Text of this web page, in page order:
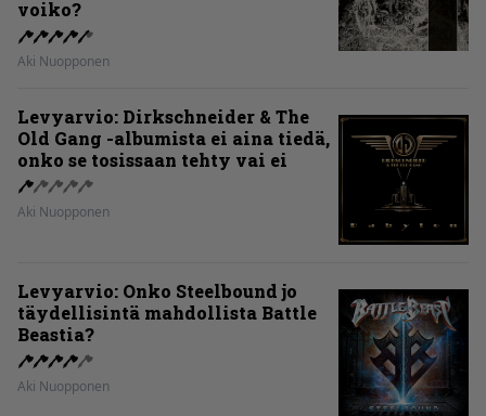
voiko?
Aki Nuopponen
Levyarvio: Dirkschneider & The
Old Gang -albumista ei aina tiedä,
onko se tosissaan tehty vai ei
Aki Nuopponen
Levyarvio: Onko Steelbound jo
täydellisintä mahdollista Battle
Beastia?
Aki Nuopponen